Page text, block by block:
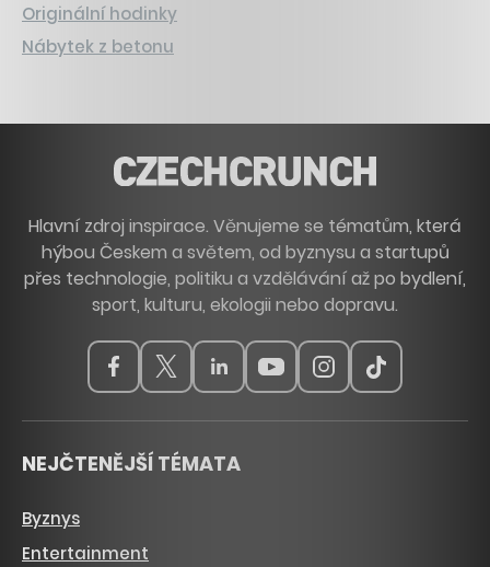
Originální hodinky
Nábytek z betonu
Hlavní zdroj inspirace. Věnujeme se tématům, která
hýbou Českem a světem, od byznysu a startupů
přes technologie, politiku a vzdělávání až po bydlení,
sport, kulturu, ekologii nebo dopravu.
NEJČTENĚJŠÍ TÉMATA
Byznys
Entertainment